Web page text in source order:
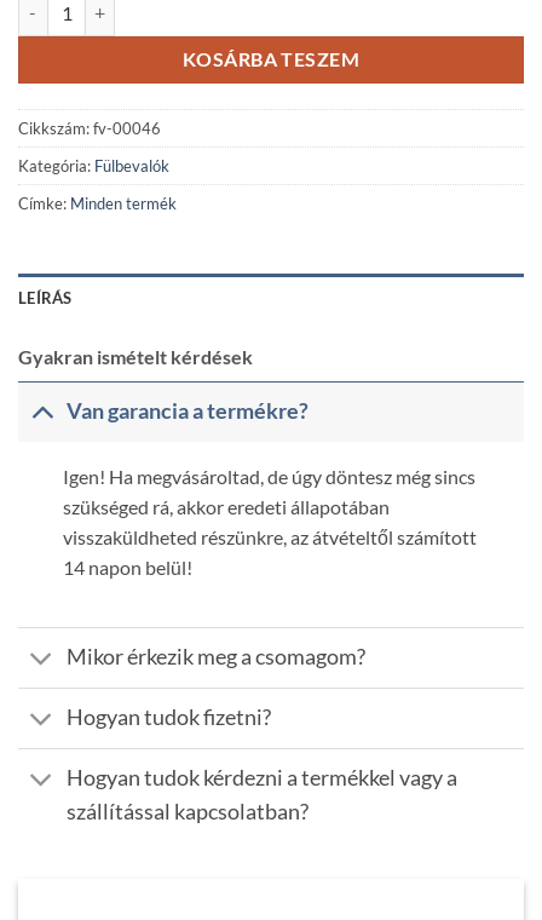
KOSÁRBA TESZEM
Cikkszám:fv-00046
Kategória: Fülbevalók
Címke: Minden termék
LEÍRÁS
Gyakran ismételt kérdések
Van garancia a termékre?
Igen! Ha megvásároltad, de úgy döntesz még sincs
szükséged rá, akkor eredeti állapotában
visszaküldheted részünkre, az átvételtől számított
14 napon belül!
Mikor érkezik meg a csomagom?
Hogyan tudok fizetni?
Hogyan tudok kérdezni a termékkel vagy a
szállítással kapcsolatban?